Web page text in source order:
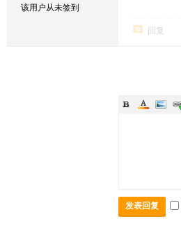
该用户从未签到
回复
发表回复